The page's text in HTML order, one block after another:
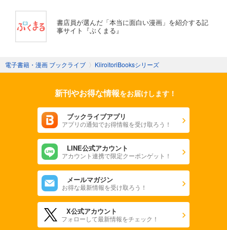
書店員が選んだ「本当に面白い漫画」を紹介する記
事サイト『ぶくまる』
電子書籍・漫画 ブックライブ 〉 KiiroitoriBooksシリーズ
新刊やお得な情報をお届けします！
ブックライブアプリ
アプリの通知でお得情報を受け取ろう！
LINE公式アカウント
アカウント連携で限定クーポンゲット！
メールマガジン
お得な最新情報を受け取ろう！
X公式アカウント
フォローして最新情報をチェック！